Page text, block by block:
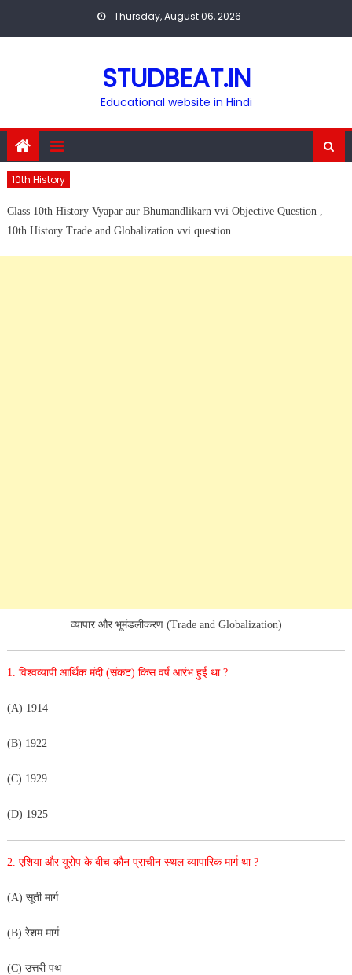
Thursday, August 06, 2026
STUDBEAT.IN
Educational website in Hindi
10th History
Class 10th History Vyapar aur Bhumandlikarn vvi Objective Question ,
10th History Trade and Globalization vvi question
व्यापार और भूमंडलीकरण (Trade and Globalization)
1. विश्वव्यापी आर्थिक मंदी (संकट) किस वर्ष आरंभ हुई था ?
(A) 1914
(B) 1922
(C) 1929
(D) 1925
2. एशिया और यूरोप के बीच कौन प्राचीन स्थल व्यापारिक मार्ग था ?
(A) सूती मार्ग
(B) रेशम मार्ग
(C) उत्तरी पथ